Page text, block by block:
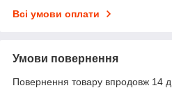
Всі умови оплати
Умови повернення
Повернення товару впродовж 14